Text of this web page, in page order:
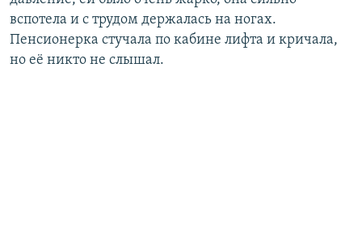
вспотела и с трудом держалась на ногах.
Пенсионерка стучала по кабине лифта и кричала,
но её никто не слышал.